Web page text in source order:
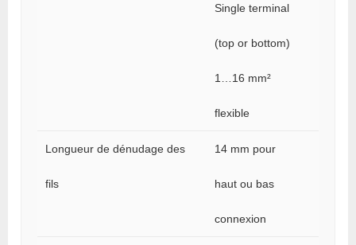
Single terminal
(top or bottom)
1…16 mm²
flexible
Longueur de dénudage des
fils
14 mm pour
haut ou bas
connexion